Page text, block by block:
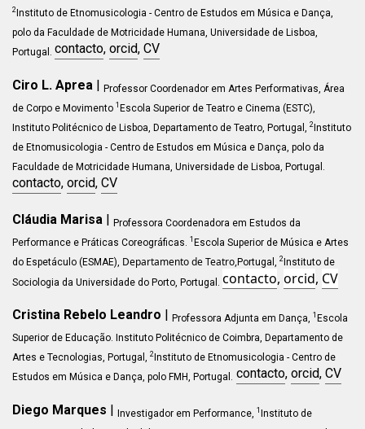
2Instituto de Etnomusicologia - Centro de Estudos em Música e Dança,
polo da Faculdade de Motricidade Humana, Universidade de Lisboa,
Portugal. contacto, orcid, CV
Ciro L. Aprea | Professor Coordenador em Artes Performativas, Área
de Corpo e Movimento 1 Escola Superior de Teatro e Cinema (ESTC),
Instituto Politécnico de Lisboa, Departamento de Teatro, Portugal, 2Instituto
de Etnomusicologia - Centro de Estudos em Música e Dança, polo da
Faculdade de Motricidade Humana, Universidade de Lisboa, Portugal.
contacto, orcid, CV
Cláudia Marisa | Professora Coordenadora em Estudos da
Performance e Práticas Coreográficas. 1 Escola Superior de Música e Artes
do Espetáculo (ESMAE), Departamento de Teatro,Portugal, 2Instituto de
Sociologia da Universidade do Porto, Portugal. contacto, orcid, CV
Cristina Rebelo Leandro | Professora Adjunta em Dança, 1 Escola
Superior de Educação. Instituto Politécnico de Coimbra, Departamento de
Artes e Tecnologias, Portugal, 2Instituto de Etnomusicologia - Centro de
Estudos em Música e Dança, polo FMH, Portugal. contacto, orcid, CV
Diego Marques | Investigador em Performance, 1 Instituto de